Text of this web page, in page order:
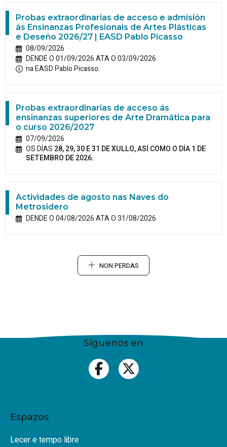
Probas extraordinarias de acceso e admisión
ás Ensinanzas Profesionais de Artes Plásticas
e Deseño 2026/27 | EASD Pablo Picasso
08/09/2026
DENDE O 01/09/2026 ATA O 03/09/2026
na EASD Pablo Picasso.
Probas extraordinarias de acceso ás
ensinanzas superiores de Arte Dramática para
o curso 2026/2027
07/09/2026
OS DÍAS 28, 29, 30 E 31 DE XULLO, ASÍ COMO O DÍA 1 DE
SETEMBRO DE 2026.
Actividades de agosto nas Naves do
Metrosidero
DENDE O 04/08/2026 ATA O 31/08/2026
NON PERDAS
Síguenos en
Espazos
Lecer e tempo libre